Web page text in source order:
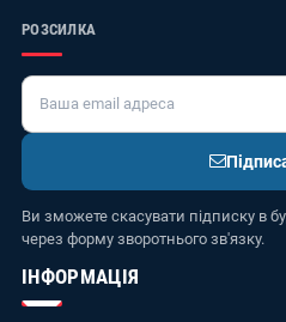
РОЗСИЛКА
Ви зможете скасувати підписку в
через форму зворотнього зв'язку.
ІНФОРМАЦІЯ